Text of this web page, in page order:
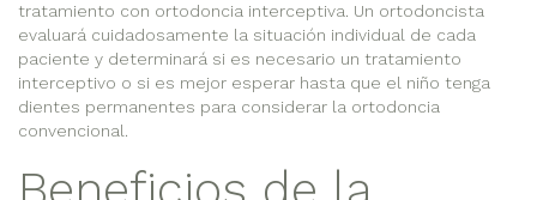
tratamiento con ortodoncia interceptiva. Un ortodoncista
evaluará cuidadosamente la situación individual de cada
paciente y determinará si es necesario un tratamiento
interceptivo o si es mejor esperar hasta que el niño tenga
dientes permanentes para considerar la ortodoncia
convencional.